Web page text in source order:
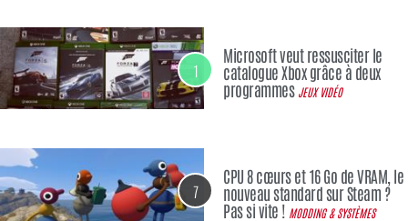
1
Microsoft veut ressusciter le
catalogue Xbox grâce à deux
programmes JEUX VIDÉO
7
CPU 8 cœurs et 16 Go de VRAM, le
nouveau standard sur Steam ?
Pas si vite ! MODDING & SYSTÈMES